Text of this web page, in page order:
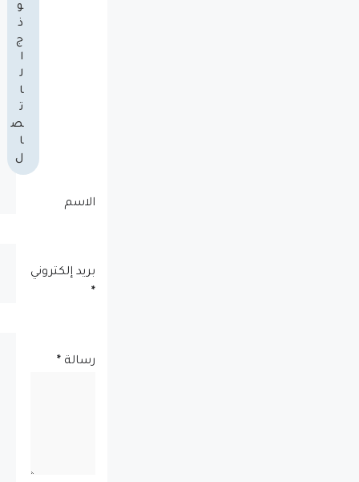
و
ذ
ج
ا
ل
ا
ت
ص
ا
ل
الاسم
بريد إلكتروني
*
رسالة *